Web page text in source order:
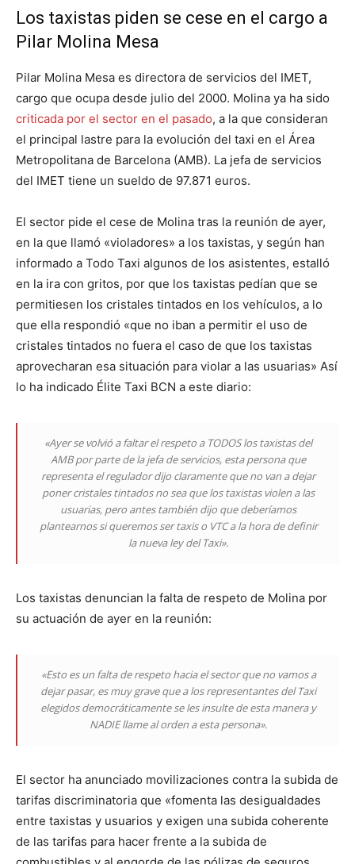
Los taxistas piden se cese en el cargo a
Pilar Molina Mesa
Pilar Molina Mesa es directora de servicios del IMET,
cargo que ocupa desde julio del 2000. Molina ya ha sido
criticada por el sector en el pasado, a la que consideran
el principal lastre para la evolución del taxi en el Área
Metropolitana de Barcelona (AMB). La jefa de servicios
del IMET tiene un sueldo de 97.871 euros.
El sector pide el cese de Molina tras la reunión de ayer,
en la que llamó «violadores» a los taxistas, y según han
informado a Todo Taxi algunos de los asistentes, estalló
en la ira con gritos, por que los taxistas pedían que se
permitiesen los cristales tintados en los vehículos, a lo
que ella respondió «que no iban a permitir el uso de
cristales tintados no fuera el caso de que los taxistas
aprovecharan esa situación para violar a las usuarias» Así
lo ha indicado Élite Taxi BCN a este diario:
«Ayer se volvió a faltar el respeto a TODOS los taxistas del
AMB por parte de la jefa de servicios, esta persona que
representa el regulador dijo claramente que no van a dejar
poner cristales tintados no sea que los taxistas violen a las
usuarias, pero antes también dijo que deberíamos
plantearnos si queremos ser taxis o VTC a la hora de definir
la nueva ley del Taxi».
Los taxistas denuncian la falta de respeto de Molina por
su actuación de ayer en la reunión:
«Esto es un falta de respeto hacia el sector que no vamos a
dejar pasar, es muy grave que a los representantes del Taxi
elegidos democráticamente se les insulte de esta manera y
NADIE llame al orden a esta persona».
El sector ha anunciado movilizaciones contra la subida de
tarifas discriminatoria que «fomenta las desigualdades
entre taxistas y usuarios y exigen una subida coherente
de las tarifas para hacer frente a la subida de